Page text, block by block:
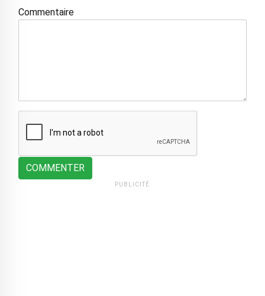
Commentaire
COMMENTER
PUBLICITÉ